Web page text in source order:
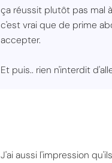
ça réussit plutôt pas mal
c'est vrai que de prime
accepter.
Et puis.. rien n'interdit
J'ai aussi l'impression